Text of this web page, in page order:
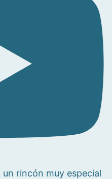
un rincón muy especial